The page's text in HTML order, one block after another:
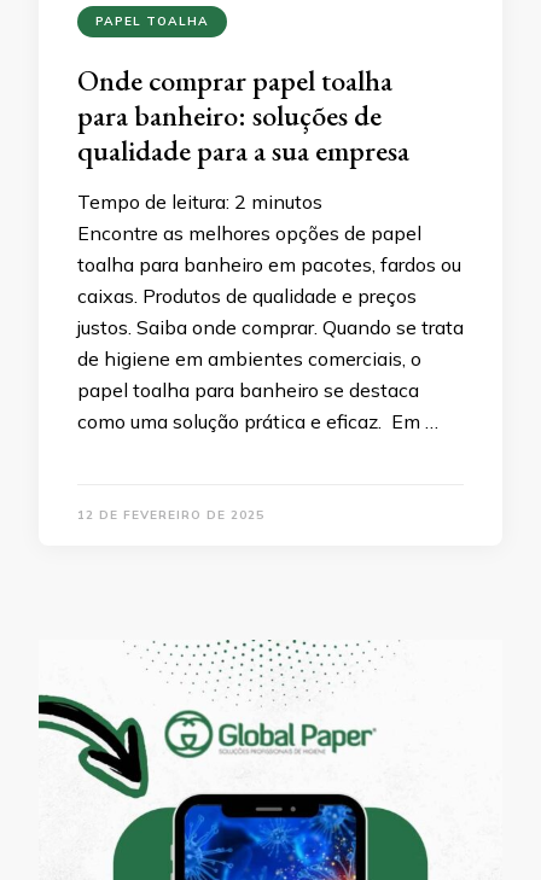
PAPEL TOALHA
Onde comprar papel toalha
para banheiro: soluções de
qualidade para a sua empresa
Tempo de leitura: 2 minutos
Encontre as melhores opções de papel
toalha para banheiro em pacotes, fardos ou
caixas. Produtos de qualidade e preços
justos. Saiba onde comprar. Quando se trata
de higiene em ambientes comerciais, o
papel toalha para banheiro se destaca
como uma solução prática e eficaz. Em …
12 DE FEVEREIRO DE 2025